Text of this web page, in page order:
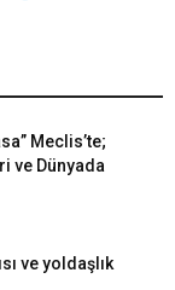
Meclis’te;
ve Dünyada
ve yoldaşlık